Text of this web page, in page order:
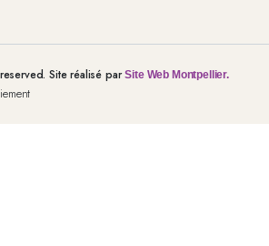
Site réalisé parSite Web Montpellier.